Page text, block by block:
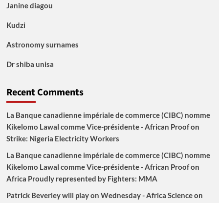
Janine diagou
Kudzi
Astronomy surnames
Dr shiba unisa
Recent Comments
La Banque canadienne impériale de commerce (CIBC) nomme
Kikelomo Lawal comme Vice-présidente - African Proofon
Strike: Nigeria Electricity Workers
La Banque canadienne impériale de commerce (CIBC) nomme
Kikelomo Lawal comme Vice-présidente - African Proofon
Africa Proudly represented by Fighters: MMA
Patrick Beverley will play on Wednesday - Africa Scienceon